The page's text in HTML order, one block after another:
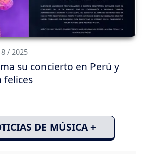
/ 2025
su concierto en Perú y
felices
DE MÚSICA +